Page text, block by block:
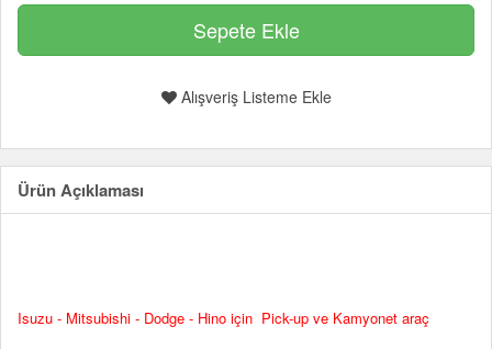
Alışveriş Listeme Ekle
Ürün Açıklaması
Isuzu - Mitsubishi - Dodge - Hino için Pick-up ve Kamyonet araç